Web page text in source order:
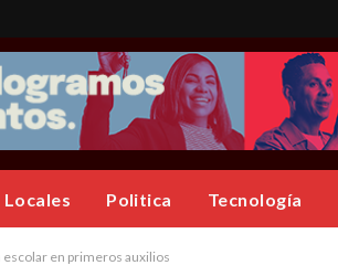
Locales Politica Tecnología
escolar en primeros auxilios